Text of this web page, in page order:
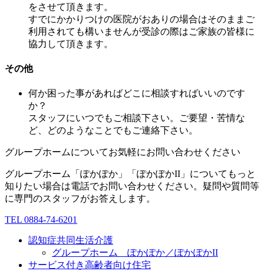
をさせて頂きます。
すでにかかりつけの医院がおありの場合はそのままご
利用されても構いませんが受診の際はご家族の皆様に
協力して頂きます。
その他
何か困った事があればどこに相談すればいいのです
か？
スタッフにいつでもご相談下さい。ご要望・苦情な
ど、どのようなことでもご連絡下さい。
グループホームについてお気軽にお問い合わせください
グループホーム「ぽかぽか」「ぽかぽかII」についてもっと
知りたい場合は電話でお問い合わせください。疑問や質問等
に専門のスタッフがお答えします。
TEL 0884-74-6201
認知症共同生活介護
グループホーム ぽかぽか／ぽかぽかII
サービス付き高齢者向け住宅